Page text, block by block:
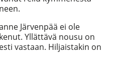
Järvenpää ei ole
Yllättävä nousu on
vastaan. Hiljaistakin on